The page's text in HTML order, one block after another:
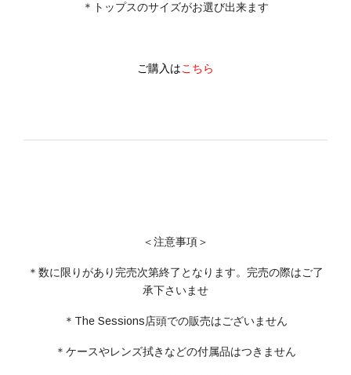
＊トップスのサイズがお選び出来ます
ご購入はこちら
＜注意事項＞
＊数に限りがあり完売次第終了となります。完売の際はご了
承下さいませ
＊The Sessions店頭での販売はございません
＊ケースやレンズ拭きなどの付属品はつきません